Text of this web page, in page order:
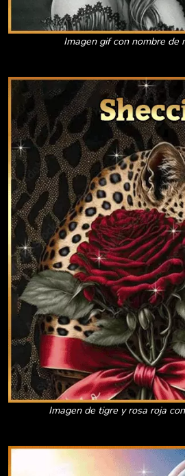
Imagen gif con nombre de
Imagen de tigre y rosa roja